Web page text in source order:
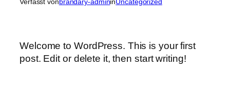
Welcome to WordPress. This is your first
post. Edit or delete it, then start writing!